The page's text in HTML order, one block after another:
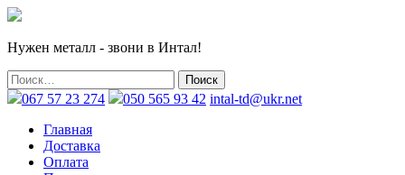
Нужен металл - звони в Интал!
067 57 23 274 050 565 93 42 intal-td@ukr.net
Главная
Доставка
Оплата